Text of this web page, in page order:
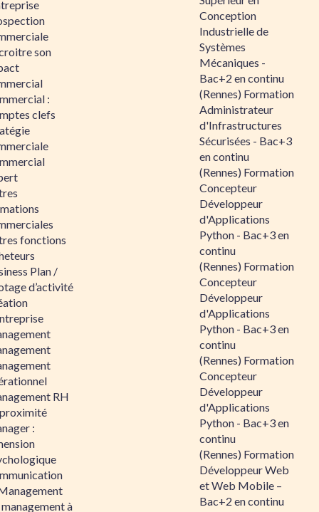
son
:
clefs
fonctions
Plan /
d’activité
RH
:
à
Conception
Industrielle de
Systèmes
Mécaniques -
Bac+2 en continu
(Rennes) Formation
Administrateur
d'Infrastructures
Sécurisées - Bac+3
en continu
(Rennes) Formation
Concepteur
Développeur
d'Applications
Python - Bac+3 en
continu
(Rennes) Formation
Concepteur
Développeur
d'Applications
Python - Bac+3 en
continu
(Rennes) Formation
Concepteur
Développeur
d'Applications
Python - Bac+3 en
continu
(Rennes) Formation
Développeur Web
et Web Mobile –
Bac+2 en continu